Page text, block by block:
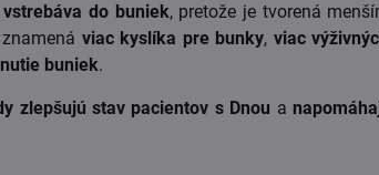
do buniek, pretože je tvorená
viac kyslíka pre bunky, viac
buniek.
zlepšujú stav pacientov s Dnou a